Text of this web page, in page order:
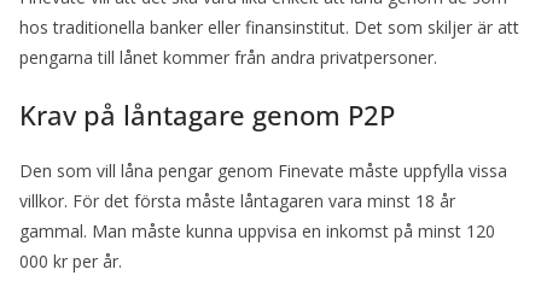
hos traditionella banker eller finansinstitut. Det som skiljer är att
pengarna till lånet kommer från andra privatpersoner.
Krav på låntagare genom P2P
Den som vill låna pengar genom Finevate måste uppfylla vissa
villkor. För det första måste låntagaren vara minst 18 år
gammal. Man måste kunna uppvisa en inkomst på minst 120
000 kr per år.